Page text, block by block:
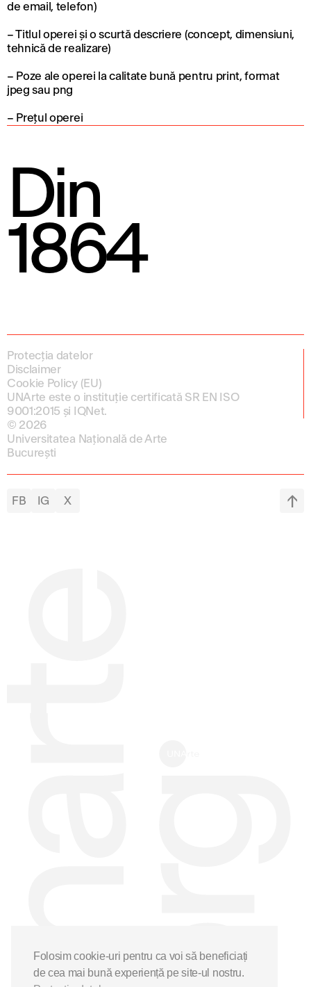
de email, telefon)
– Titlul operei și o scurtă descriere (concept, dimensiuni,
tehnică de realizare)
– Poze ale operei la calitate bună pentru print, format
jpeg sau png
– Prețul operei
Din
1864
Protecția datelor
Disclaimer
Cookie Policy (EU)
UNArte este o instituție certificată SR EN ISO
9001:2015 și IQNet.
© 2026
Universitatea Națională de Arte
București
FB IG X
Folosim cookie-uri pentru ca voi să beneficiați
de cea mai bună experiență pe site-ul nostru.